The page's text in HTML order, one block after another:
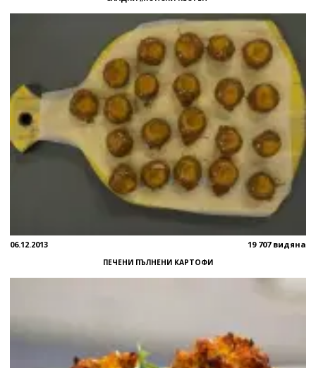
06.12.2013 19 707 видяна
ПЕЧЕНИ ПЪЛНЕНИ КАРТОФИ